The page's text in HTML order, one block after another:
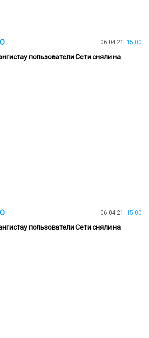
06.04.21 15:00
пользователи Сети сняли на
06.04.21 15:00
пользователи Сети сняли на